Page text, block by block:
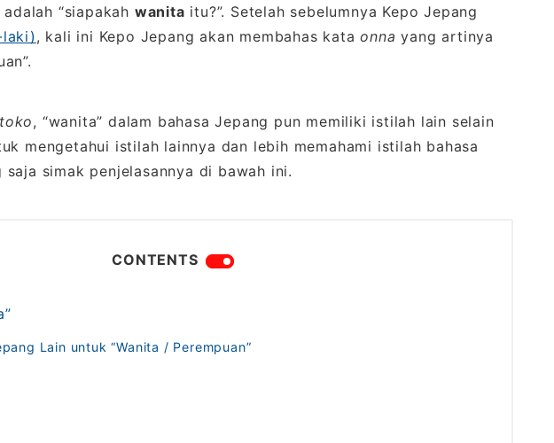
“siapakah wanita itu?”. Setelah sebelumnya Kepo Jepang
, kali ini Kepo Jepang akan membahas kataonna yang artinya
, “wanita” dalam bahasa Jepang pun memiliki istilah lain selain
mengetahui istilah lainnya dan lebih memahami istilah bahasa
saja simak penjelasannya di bawah ini.
CONTENTS
Lain untuk “Wanita / Perempuan”